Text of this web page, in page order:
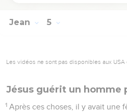
Jean 5
Les vidéos ne sont pas disponibles aux USA
Jésus guérit un homme
1 Après ces choses, il y avait une